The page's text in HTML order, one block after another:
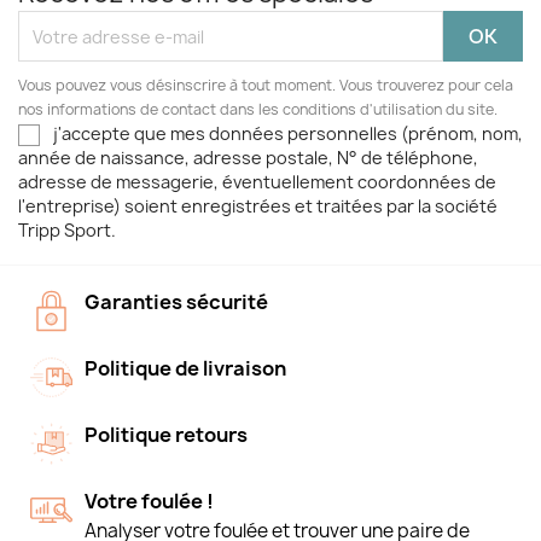
Vous pouvez vous désinscrire à tout moment. Vous trouverez pour cela
nos informations de contact dans les conditions d'utilisation du site.
j'accepte que mes données personnelles (prénom, nom,
année de naissance, adresse postale, N° de téléphone,
adresse de messagerie, éventuellement coordonnées de
l'entreprise) soient enregistrées et traitées par la société
Tripp Sport.
Garanties sécurité
Politique de livraison
Politique retours
Votre foulée !
Analyser votre foulée et trouver une paire de